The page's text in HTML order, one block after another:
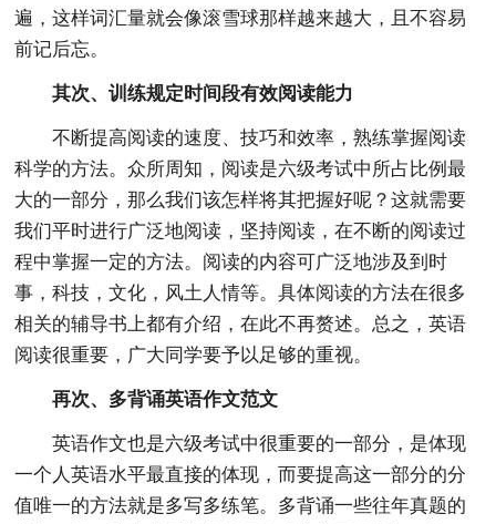
遍，这样词汇量就会像滚雪球那样越来越大，且不容易
前记后忘。
其次、训练规定时间段有效阅读能力
不断提高阅读的速度、技巧和效率，熟练掌握阅读
科学的方法。众所周知，阅读是六级考试中所占比例最
大的一部分，那么我们该怎样将其把握好呢？这就需要
我们平时进行广泛地阅读，坚持阅读，在不断的阅读过
程中掌握一定的方法。阅读的内容可广泛地涉及到时
事，科技，文化，风土人情等。具体阅读的方法在很多
相关的辅导书上都有介绍，在此不再赘述。总之，英语
阅读很重要，广大同学要予以足够的重视。
再次、多背诵英语作文范文
英语作文也是六级考试中很重要的一部分，是体现
一个人英语水平最直接的体现，而要提高这一部分的分
值唯一的方法就是多写多练笔。多背诵一些往年真题的